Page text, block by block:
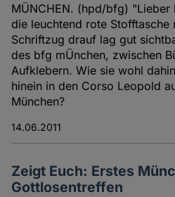
MÜNCHEN. (hpd/bfg)
die leuchtend rote Stofftasche
Schriftzug drauf lag gut
des bfg mÜnchen, zwischen
Aufklebern. Wie sie wohl
hinein in den Corso Leopold
München?
14.06.2011
Zeigt Euch: Erstes
Gottlosentreffen